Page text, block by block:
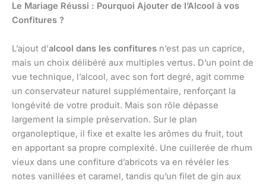
Le Mariage Réussi : Pourquoi Ajouter de l’Alcool à vos
Confitures ?
L’ajout d’alcool dans les confitures n’est pas un caprice,
mais un choix délibéré aux multiples vertus. D’un point de
vue technique, l’alcool, avec son fort degré, agit comme
un conservateur naturel supplémentaire, renforçant la
longévité de votre produit. Mais son rôle dépasse
largement la simple préservation. Sur le plan
organoleptique, il fixe et exalte les arômes du fruit, tout
en apportant sa propre complexité. Une cuillerée de rhum
vieux dans une confiture d’abricots va en révéler les
notes vanillées et caramel, tandis qu’un filet de gin aux